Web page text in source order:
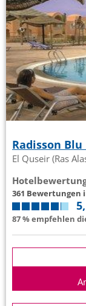
Radisson
El Quseir (Ras
361 Bewertungen
87 % empfehlen